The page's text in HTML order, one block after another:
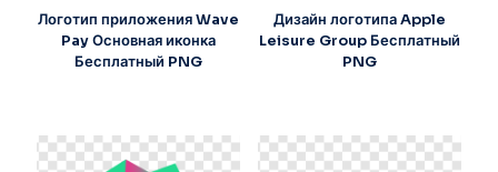
Логотип приложения Wave
Pay Основная иконка
Бесплатный PNG
Дизайн логотипа Apple
Leisure Group Бесплатный
PNG